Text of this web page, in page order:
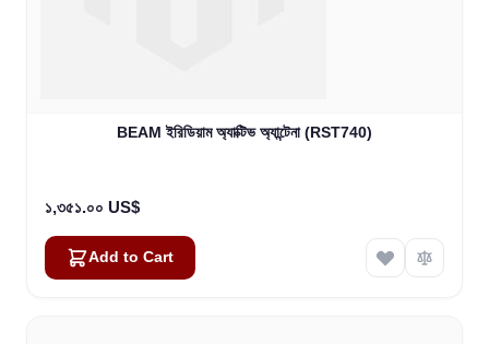
BEAM ইরিডিয়াম অ্যাক্টিভ অ্যান্টেনা (RST740)
১,৩৫১.০০ US$
Add to Cart